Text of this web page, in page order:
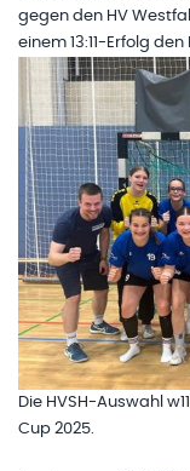
gegen den HV
einem 13:11-Erfolg
Die HVSH-Auswahl
Cup 2025.